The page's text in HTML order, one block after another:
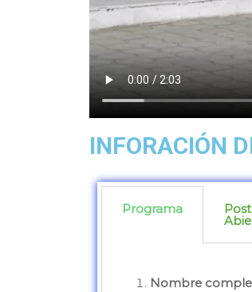
INFORACIÓN
Programa
Nombre